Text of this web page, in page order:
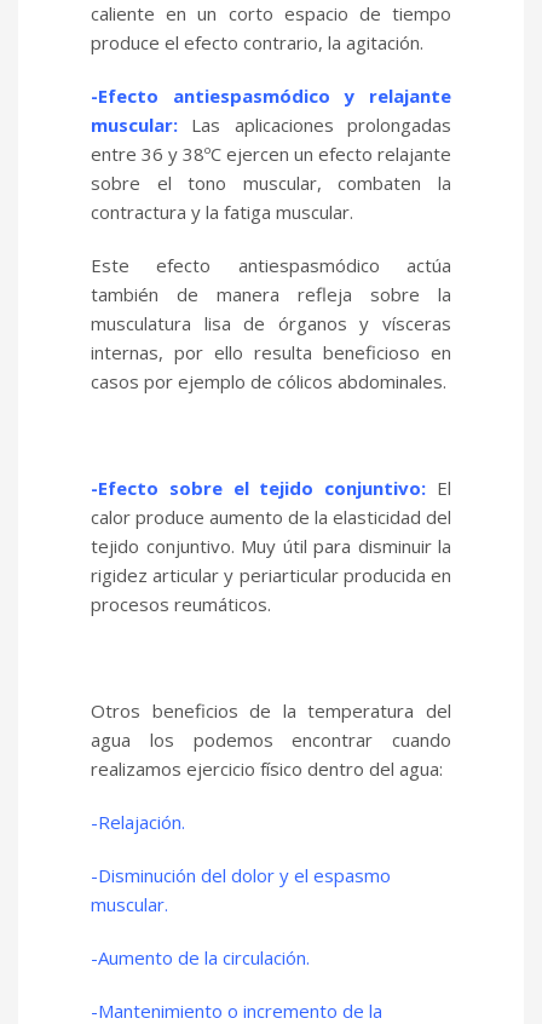
caliente en un corto espacio de tiempo
produce el efecto contrario, la agitación.
-Efecto antiespasmódico y relajante
muscular: Las aplicaciones prolongadas
entre 36 y 38ºC ejercen un efecto relajante
sobre el tono muscular, combaten la
contractura y la fatiga muscular.
Este efecto antiespasmódico actúa
también de manera refleja sobre la
musculatura lisa de órganos y vísceras
internas, por ello resulta beneficioso en
casos por ejemplo de cólicos abdominales.
-Efecto sobre el tejido conjuntivo: El
calor produce aumento de la elasticidad del
tejido conjuntivo. Muy útil para disminuir la
rigidez articular y periarticular producida en
procesos reumáticos.
Otros beneficios de la temperatura del
agua los podemos encontrar cuando
realizamos ejercicio físico dentro del agua:
-Relajación.
-Disminución del dolor y el espasmo
muscular.
-Aumento de la circulación.
-Mantenimiento o incremento de la